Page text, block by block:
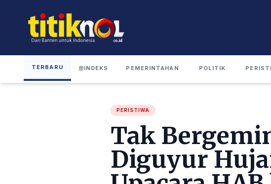
TERBARU INDEKS PEMERINTAHAN POLITIK
PERISTIWA
Tak
Diguyur